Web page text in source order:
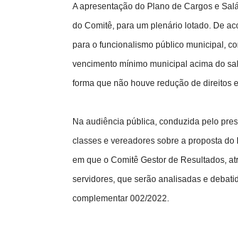
A apresentação do Plano de Cargos e
do Comitê, para um plenário lotado. De
para o funcionalismo público municipal,
vencimento mínimo municipal acima do
forma que não houve redução de direitos
Na audiência pública, conduzida pelo
classes e vereadores sobre a proposta
em que o Comitê Gestor de Resultados,
servidores, que serão analisadas e
complementar 002/2022.